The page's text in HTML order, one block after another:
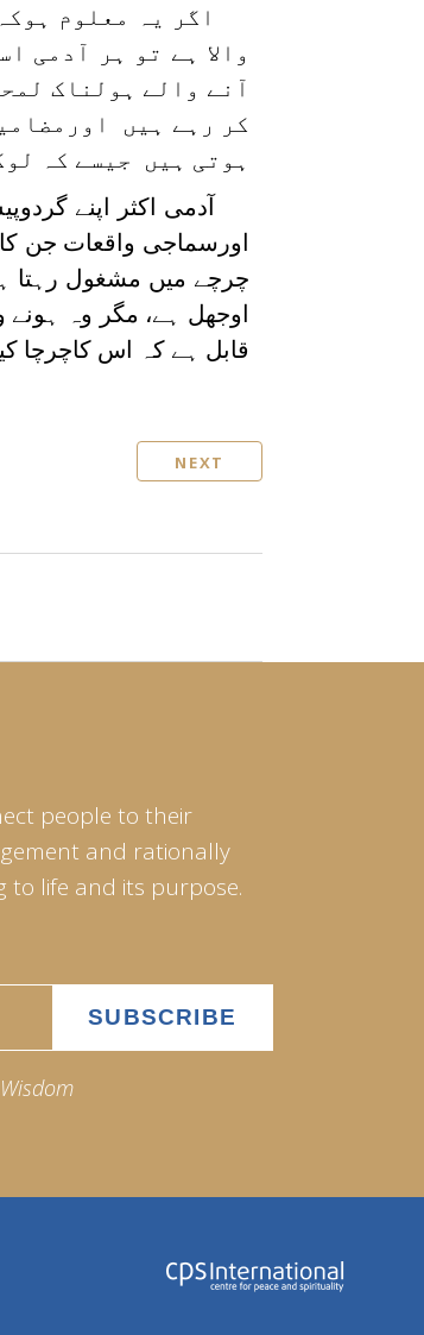
اگر یہ معلوم
والا ہے تو ہر آدمی
آنے والے ہولناک
کر رہے ہیں
ہوتی ہیں جیسے کہ
آدمی اکثر اپنے
اورسماجی واقعات جن
چرچے میں مشغول رہتا
اوجھل ہے، مگر وہ
قابل ہے کہ اس کاچرچا
NEXT
people to their
and rationally
to life and its purpose.